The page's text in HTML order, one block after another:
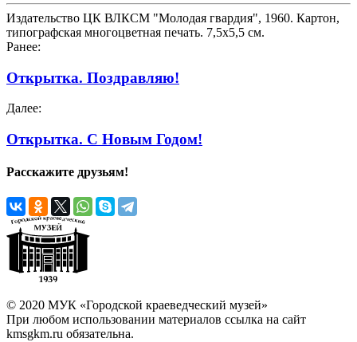
Издательство ЦК ВЛКСМ "Молодая гвардия", 1960. Картон,
типографская многоцветная печать. 7,5х5,5 см.
Ранее:
Открытка. Поздравляю!
Далее:
Открытка. С Новым Годом!
Расскажите друзьям!
© 2020 МУК «Городской краеведческий музей»
При любом использовании материалов ссылка на сайт
kmsgkm.ru обязательна.